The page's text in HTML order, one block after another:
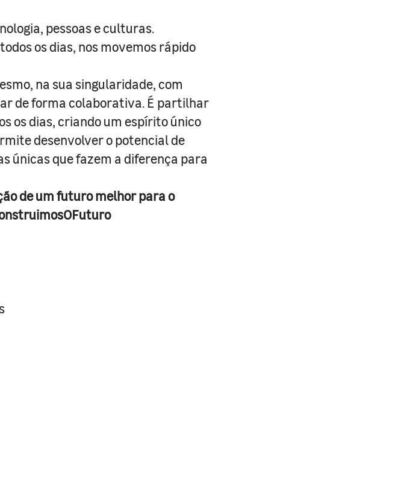
pessoas e culturas.
os dias, nos movemos rápido
na sua singularidade, com
de forma colaborativa. É partilhar
os dias, criando um espírito único
desenvolver o potencial de
únicas que fazem a diferença para
de um futuro melhor para o